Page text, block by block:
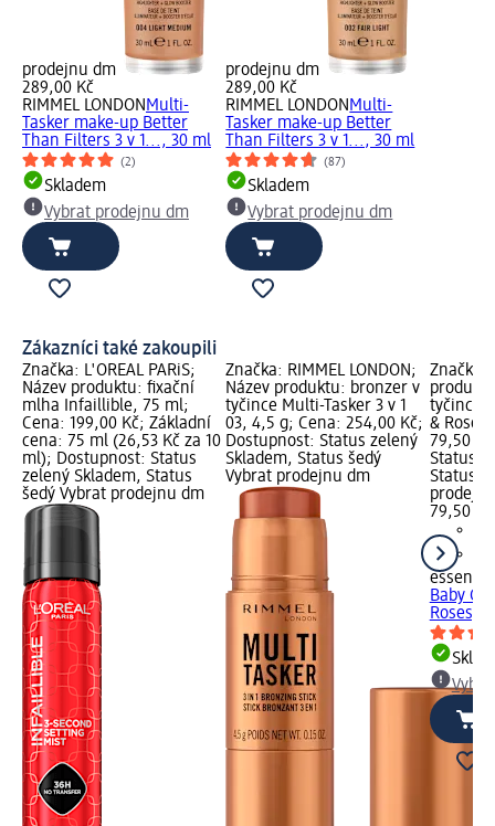
prodejnu dm
289,00 Kč
RIMMEL LONDONMulti-
Tasker make-up Better
Than Filters 3 v 1..., 30 ml
(2)
Skladem
Vybrat prodejnu dm
prodejnu dm
289,00 Kč
RIMMEL LONDONMulti-
Tasker make-up Better
Than Filters 3 v 1..., 30 ml
(87)
Skladem
Vybrat prodejnu dm
Zákazníci také zakoupili
Značka: L'ORÉAL PARiS;
Název produktu: fixační
mlha Infaillible, 75 ml;
Cena: 199,00 Kč; Základní
cena: 75 ml (26,53 Kč za 10
ml); Dostupnost: Status
zelený Skladem, Status
šedý Vybrat prodejnu dm
Značka: RIMMEL LONDON;
Název produktu: bronzer v
tyčince Multi-Tasker 3 v 1
03, 4,5 g; Cena: 254,00 Kč;
Dostupnost: Status zelený
Skladem, Status šedý
Vybrat prodejnu dm
Značka:
tyčince
&
79,50
Status
Status
79,50 Kč
essence
Baby
Roses,